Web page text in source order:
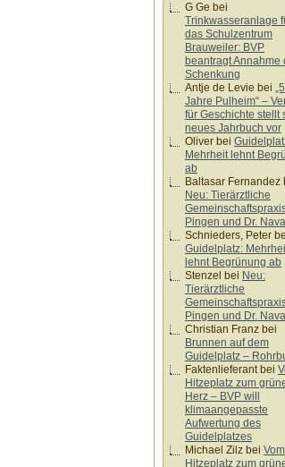
G Ge bei
Trinkwasseranlage
das Schulzentrum
Brauweiler: BVP
beantragt Annahme
Schenkung
Antje de Levie bei
Jahre Pulheim“ –
für Geschichte stellt
neues Jahrbuch vor
Oliver bei
Mehrheit lehnt
ab
Baltasar Fernandez
Neu: Tierärztliche
Pingen und Dr.
Schnieders, Peter
Guidelplatz:
lehnt Begrünung ab
Stenzel bei Neu:
Tierärztliche
Pingen und Dr.
Christian Franz bei
Brunnen auf dem
Guidelplatz –
Faktenlieferantbei
Hitzeplatz zum
Herz – BVP will
klimaangepasste
Aufwertung des
Guidelplatzes
Michael Zilz bei Vom
Hitzeplatz zum